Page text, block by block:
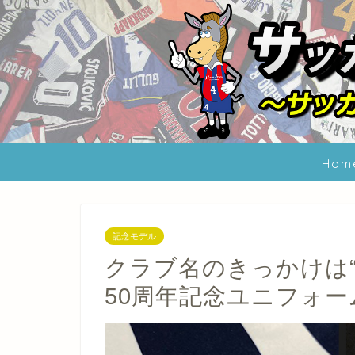
記念モデル
クラブ名のきっかけは
50周年記念ユニフォー